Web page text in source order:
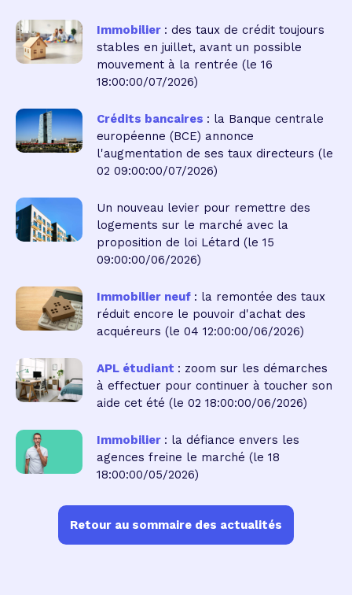
Immobilier : des taux de crédit toujours
stables en juillet, avant un possible
mouvement à la rentrée (le 16
18:00:00/07/2026)
Crédits bancaires : la Banque centrale
européenne (BCE) annonce
l'augmentation de ses taux directeurs (le
02 09:00:00/07/2026)
Un nouveau levier pour remettre des
logements sur le marché avec la
proposition de loi Létard (le 15
09:00:00/06/2026)
Immobilier neuf : la remontée des taux
réduit encore le pouvoir d'achat des
acquéreurs (le 04 12:00:00/06/2026)
APL étudiant : zoom sur les démarches
à effectuer pour continuer à toucher son
aide cet été (le 02 18:00:00/06/2026)
Immobilier : la défiance envers les
agences freine le marché (le 18
18:00:00/05/2026)
Retour au sommaire des actualités